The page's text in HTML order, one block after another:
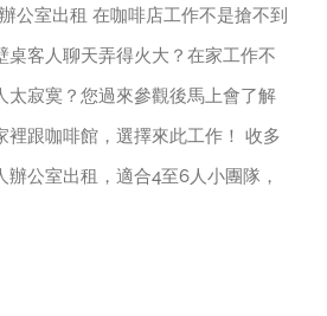
公室出租 在咖啡店工作不是搶不到
桌客人聊天弄得火大？在家工作不
太寂寞？您過來參觀後馬上會了解
裡跟咖啡館，選擇來此工作！ 收多
公室出租，適合4至6人小團隊，